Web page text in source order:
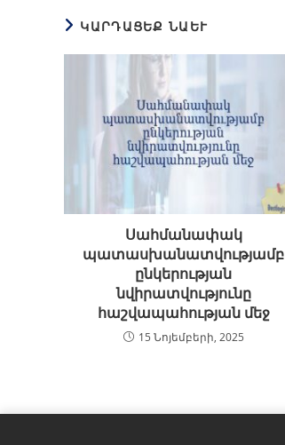
ԿԱՐԴԱՑԵՔ ՆԱԵՒ
Սահմանափակ
պատասխանատվությամբ
ընկերության
նվիրատվությունը
հաշվապահության մեջ
15 Նոյեմբերի, 2025